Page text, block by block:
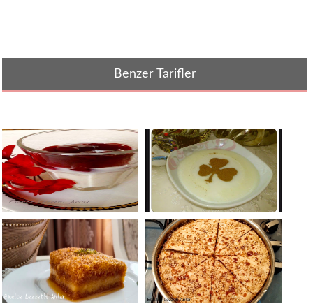
Benzer Tarifler
VİŞNE SOSLU KREMALI
SÜTLAÇ
SÜTLAÇ